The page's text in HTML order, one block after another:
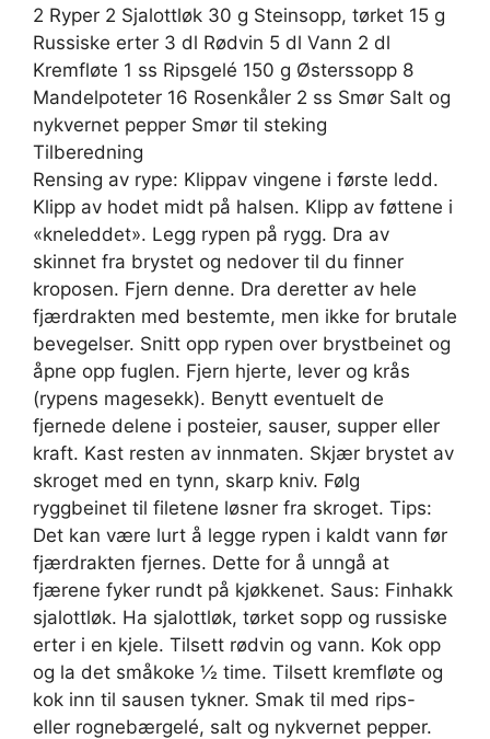
2 Ryper 2 Sjalottløk 30 g Steinsopp, tørket 15 g
Russiske erter 3 dl Rødvin 5 dl Vann 2 dl
Kremfløte 1 ss Ripsgelé 150 g Østerssopp 8
Mandelpoteter 16 Rosenkåler 2 ss Smør Salt og
nykvernet pepper Smør til steking
Tilberedning
Rensing av rype: Klippav vingene i første ledd.
Klipp av hodet midt på halsen. Klipp av føttene i
«kneleddet». Legg rypen på rygg. Dra av
skinnet fra brystet og nedover til du finner
kroposen. Fjern denne. Dra deretter av hele
fjærdrakten med bestemte, men ikke for brutale
bevegelser. Snitt opp rypen over brystbeinet og
åpne opp fuglen. Fjern hjerte, lever og krås
(rypens magesekk). Benytt eventuelt de
fjernede delene i posteier, sauser, supper eller
kraft. Kast resten av innmaten. Skjær brystet av
skroget med en tynn, skarp kniv. Følg
ryggbeinet til filetene løsner fra skroget. Tips:
Det kan være lurt å legge rypen i kaldt vann før
fjærdrakten fjernes. Dette for å unngå at
fjærene fyker rundt på kjøkkenet. Saus: Finhakk
sjalottløk. Ha sjalottløk, tørket sopp og russiske
erter i en kjele. Tilsett rødvin og vann. Kok opp
og la det småkoke ½ time. Tilsett kremfløte og
kok inn til sausen tykner. Smak til med rips-
eller rognebærgelé, salt og nykvernet pepper.